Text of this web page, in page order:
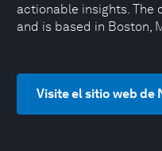
actionable insights. The
and is based in Boston,
Visite el sitio web de